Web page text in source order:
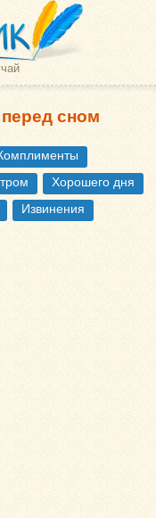
сном
Хорошего дня
Извинения